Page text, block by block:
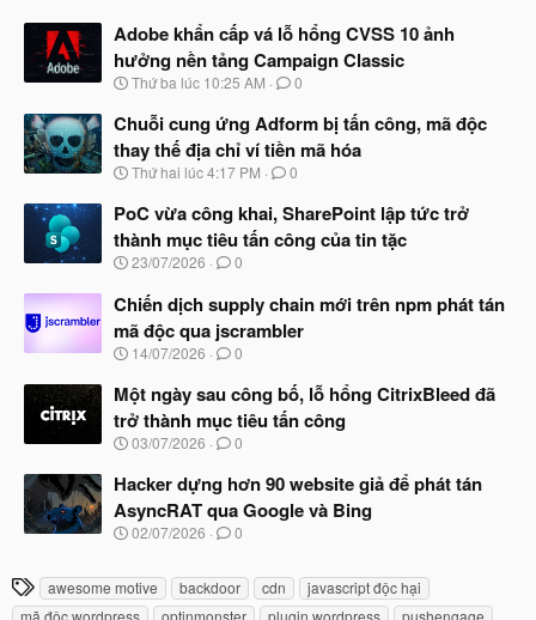
Adobe khẩn cấp vá lỗ hổng CVSS 10 ảnh
hưởng nền tảng Campaign Classic
N
à
b
ắ
đ
ầ
u
Thứ ba lúc 10:25 AM 0
Chuỗi cung ứng Adform bị tấn công, mã độc
thay thế địa chỉ ví tiền mã hóa
N
à
b
ắ
đ
ầ
u
Thứ hai lúc 4:17 PM 0
PoC vừa công khai, SharePoint lập tức trở
thành mục tiêu tấn công của tin tặc
N
à
y
b
ắ
đ
ầ
u
23/07/2026 0
Chiến dịch supply chain mới trên npm phát tán
mã độc qua jscrambler
N
à
y
b
ắ
đ
ầ
u
14/07/2026 0
Một ngày sau công bố, lỗ hổng CitrixBleed đã
trở thành mục tiêu tấn công
N
à
b
ắ
đ
ầ
u
03/07/2026 0
Hacker dựng hơn 90 website giả để phát tán
AsyncRAT qua Google và Bing
N
y
b
02/07/2026 0
T
h
awesome motive backdoor cdn
javascript độc hại